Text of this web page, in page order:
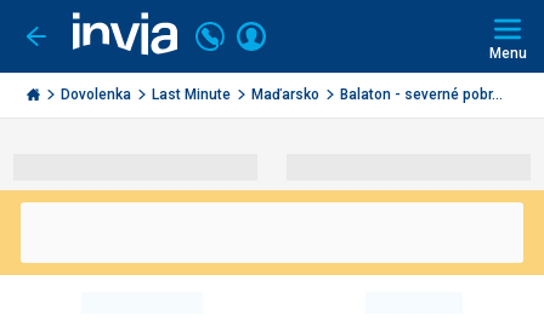
Ísť
späť
Invia.sk
Volajte
+421
2
3221
Prihlásiť
Menu
Dovolenka Last Minute Maďarsko Balaton - severné pobr...